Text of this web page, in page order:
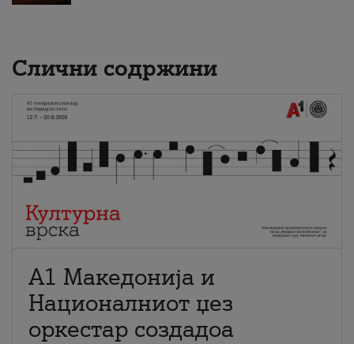
Слични содржини
А1 Македонија и
Националниот џез
оркестар создадоа